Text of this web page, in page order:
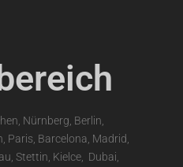
Nürnberg, Berlin,
Paris, Barcelona, Madrid,
Stettin, Kielce,
Dubai,